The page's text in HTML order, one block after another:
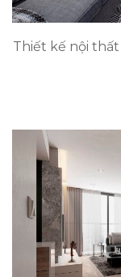
Thiết kế nội